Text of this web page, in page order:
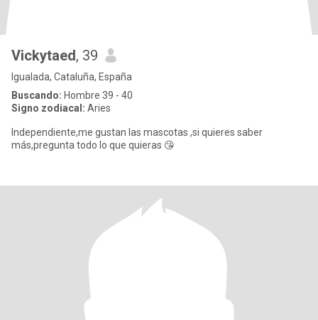
Vickytaed, 39
Igualada, Cataluña, España
Buscando: Hombre 39 - 40
Signo zodiacal: Aries
Independiente,me gustan las mascotas ,si quieres saber
más,pregunta todo lo que quieras 😘